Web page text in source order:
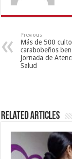
Previous
Más de 500
carabobeños
Jornada de
Salud
Related Articles